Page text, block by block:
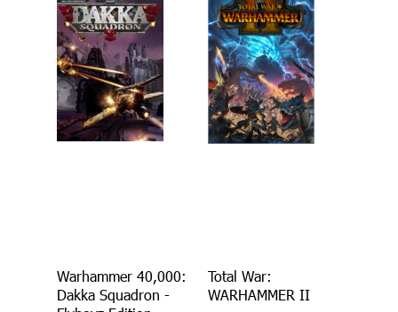
Warhammer 40,000:
Dakka Squadron -
Total War:
WARHAMMER II